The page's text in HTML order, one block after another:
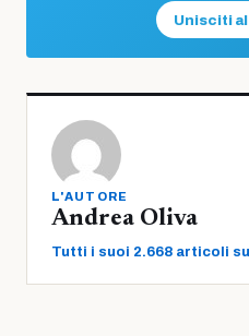
Unisciti
L'AUTORE
Andrea Oliva
Tutti i suoi 2.668 articoli